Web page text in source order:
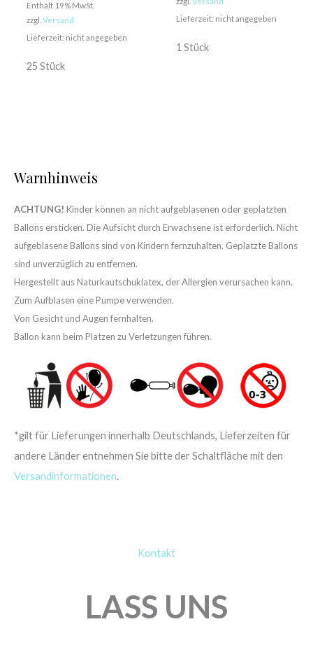
Enthält 19% MwSt.
zzgl. Versand
Lieferzeit: nicht angegeben
25 Stück
Lieferzeit: nicht angegeben
1 Stück
Warnhinweis
ACHTUNG! Kinder können an nicht aufgeblasenen oder geplatzten
Ballons ersticken. Die Aufsicht durch Erwachsene ist erforderlich. Nicht
aufgeblasene Ballons sind von Kindern fernzuhalten. Geplatzte Ballons
sind unverzüglich zu entfernen.
Hergestellt aus Naturkautschuklatex, der Allergien verursachen kann.
Zum Aufblasen eine Pumpe verwenden.
Von Gesicht und Augen fernhalten.
Ballon kann beim Platzen zu Verletzungen führen.
*gilt für Lieferungen innerhalb Deutschlands, Lieferzeiten für
andere Länder entnehmen Sie bitte der Schaltfläche mit den
Versandinformationen.
Kontakt
LASS UNS